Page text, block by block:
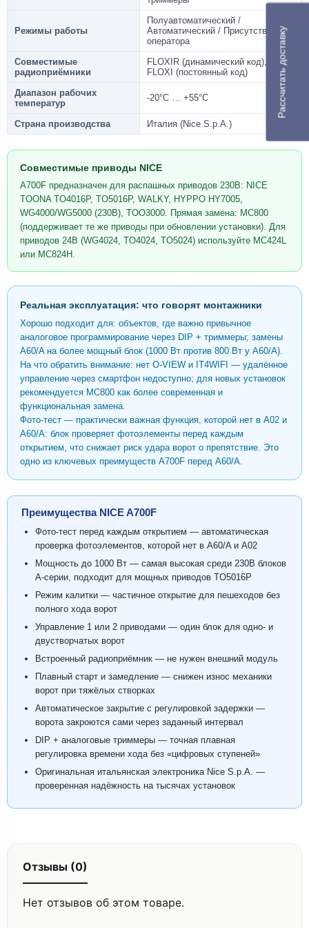
Режимы работы
Полуавтоматический /
Автоматический / Присутствие
оператора
Совместимые
радиоприёмники
FLOXIR (динамический код),
FLOXI (постоянный код)
Диапазон рабочих
температур
-20°C … +55°C
Страна производства Италия (Nice S.p.A.)
Совместимые приводы NICE
A700F предназначен для распашных приводов 230В: NICE
TOONA TO4016P, TO5016P, WALKY, HYPPO HY7005,
WG4000/WG5000 (230В), TOO3000. Прямая замена: MC800
(поддерживает те же приводы при обновлении установки). Для
приводов 24В (WG4024, TO4024, TO5024) используйте MC424L
или MC824H.
Реальная эксплуатация: что говорят монтажники
Хорошо подходит для: объектов, где важно привычное
аналоговое программирование через DIP + триммеры; замены
A60/A на более мощный блок (1000 Вт против 800 Вт у A60/A).
На что обратить внимание: нет O-VIEW и IT4WIFI — удалённое
управление через смартфон недоступно; для новых установок
рекомендуется MC800 как более современная и
функциональная замена.
Фото-тест — практически важная функция, которой нет в A02 и
A60/A: блок проверяет фотоэлементы перед каждым
открытием, что снижает риск удара ворот о препятствие. Это
одно из ключевых преимуществ A700F перед A60/A.
Преимущества NICE A700F
Фото-тест перед каждым открытием — автоматическая
проверка фотоэлементов, которой нет в A60/A и A02
Мощность до 1000 Вт — самая высокая среди 230В блоков
A-серии, подходит для мощных приводов TO5016P
Режим калитки — частичное открытие для пешеходов без
полного хода ворот
Управление 1 или 2 приводами — один блок для одно- и
двустворчатых ворот
Встроенный радиоприёмник — не нужен внешний модуль
Плавный старт и замедление — снижен износ механики
ворот при тяжёлых створках
Автоматическое закрытие с регулировкой задержки —
ворота закроются сами через заданный интервал
DIP + аналоговые триммеры — точная плавная
регулировка времени хода без «цифровых ступеней»
Оригинальная итальянская электроника Nice S.p.A. —
проверенная надёжность на тысячах установок
Отзывы (0)
Нет отзывов об этом товаре.
Рассчитать доставку